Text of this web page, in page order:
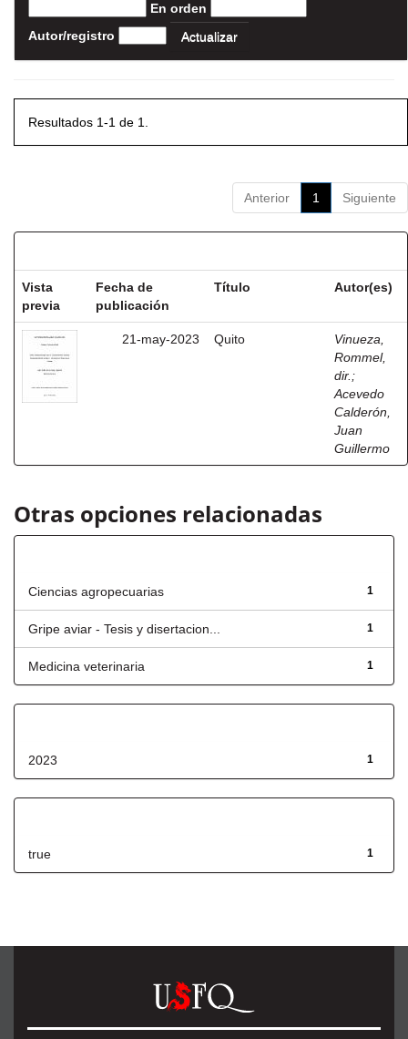
En orden
Autor/registro
Resultados 1-1 de 1.
Anterior 1 Siguiente
Vista
previa
Fecha de
publicación
Título Autor(es)
21-may-2023 Quito
Vinueza,
Rommel,
dir. ;
Acevedo
Calderón,
Juan
Guillermo
Otras opciones relacionadas
1
Ciencias agropecuarias
1
Gripe aviar - Tesis y disertacion...
1
Medicina veterinaria
1
2023
1
true